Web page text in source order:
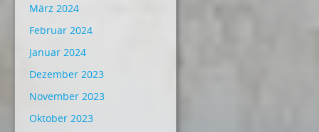
März 2024
Februar 2024
Januar 2024
Dezember 2023
November 2023
Oktober 2023